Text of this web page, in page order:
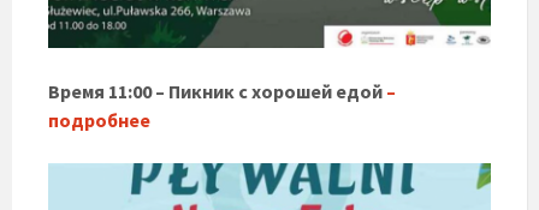
Время 11:00 – Пикник с хорошей едой –
подробнее